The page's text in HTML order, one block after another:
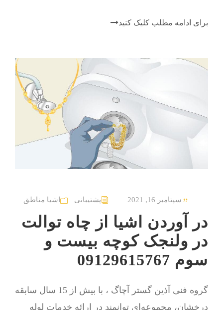
برای ادامه مطلب کلیک کنید
سپتامبر 16, 2021 پشتیبانی اشیا مناطق
در آوردن اشیا از چاه توالت
در ولنجک کوچه بیست و
سوم 09129615767
گروه فنی آذین گستر آچاگ ، با بیش از 15 سال سابقه
درخشان، مجموعه‌ای توانمند در ارائه خدمات لوله